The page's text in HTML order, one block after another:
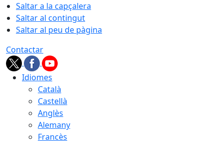
Saltar a la capçalera
Saltar al contingut
Saltar al peu de pàgina
Contactar
Idiomes
Català
Castellà
Anglès
Alemany
Francès